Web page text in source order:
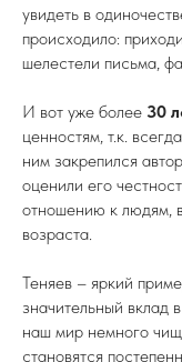
увидеть в
происходило:
шелестели письма,
И вот уже более 30
ценностям, т.к.
ним закрепился
оценили его
отношению к людям,
возраста.
Теняев – яркий
значительный
наш мир немного
становятся